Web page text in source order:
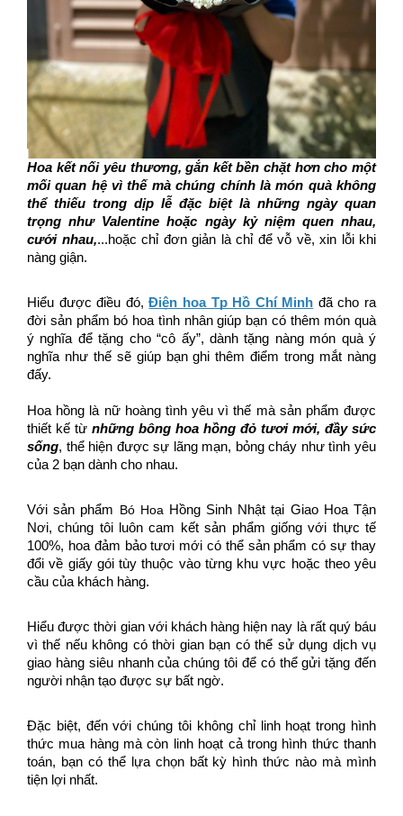
Hoa kết nối yêu thương, gắn kết bền chặt hơn cho một
mối quan hệ vì thế mà chúng chính là món quà không
thể thiếu trong dịp lễ đặc biệt là những ngày quan
trọng như Valentine hoặc ngày kỷ niệm quen nhau,
cưới nhau,...hoặc chỉ đơn giản là chỉ để vỗ về, xin lỗi khi
nàng giận.
Hiểu được điều đó, Điện hoa Tp Hồ Chí Minh đã cho ra
đời sản phẩm bó hoa tình nhân giúp bạn có thêm món quà
ý nghĩa để tặng cho “cô ấy”, dành tặng nàng món quà ý
nghĩa như thế sẽ giúp bạn ghi thêm điểm trong mắt nàng
đấy.
Hoa hồng là nữ hoàng tình yêu vì thế mà sản phẩm được
thiết kế từ những bông hoa hồng đỏ tươi mới, đầy sức
sống, thể hiện được sự lãng mạn, bỏng cháy như tình yêu
của 2 bạn dành cho nhau.
Với sản phẩm Bó Hoa Hồng Sinh Nhật tại Giao Hoa Tận
Nơi, chúng tôi luôn cam kết sản phẩm giống với thực tế
100%, hoa đảm bảo tươi mới có thể sản phẩm có sự thay
đổi về giấy gói tùy thuộc vào từng khu vực hoặc theo yêu
cầu của khách hàng.
Hiểu được thời gian với khách hàng hiện nay là rất quý báu
vì thế nếu không có thời gian bạn có thể sử dụng dịch vụ
giao hàng siêu nhanh của chúng tôi để có thể gửi tặng đến
người nhận tạo được sự bất ngờ.
Đặc biệt, đến với chúng tôi không chỉ linh hoạt trong hình
thức mua hàng mà còn linh hoạt cả trong hình thức thanh
toán, bạn có thể lựa chọn bất kỳ hình thức nào mà mình
tiện lợi nhất.